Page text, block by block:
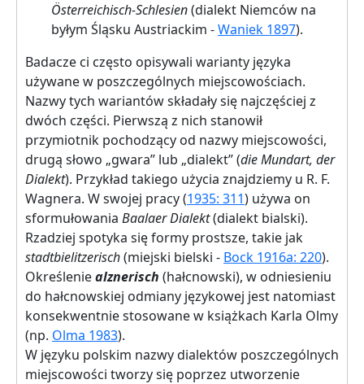
Österreichisch-Schlesien(dialekt Niemców na
byłym Śląsku Austriackim -Waniek 1897).
Badacze ci często opisywali warianty języka
używane w poszczególnych miejscowościach.
Nazwy tych wariantów składały się najczęściej z
dwóch części. Pierwszą z nich stanowił
przymiotnik pochodzący od nazwy miejscowości,
drugą słowo „gwara” lub „dialekt” (die Mundart, der
Dialekt). Przykład takiego użycia znajdziemy u R. F.
Wagnera. W swojej pracy (1935: 311) używa on
sformułowania Baalaer Dialekt(dialekt bialski).
Rzadziej spotyka się formy prostsze, takie jak
stadtbielitzerisch(miejski bielski - Bock 1916a: 220).
Określeniealznerisch (hałcnowski), w odniesieniu
do hałcnowskiej odmiany językowej jest natomiast
konsekwentnie stosowane w książkach Karla Olmy
(np. Olma 1983).
W języku polskim nazwy dialektów poszczególnych
miejscowości tworzy się poprzez utworzenie